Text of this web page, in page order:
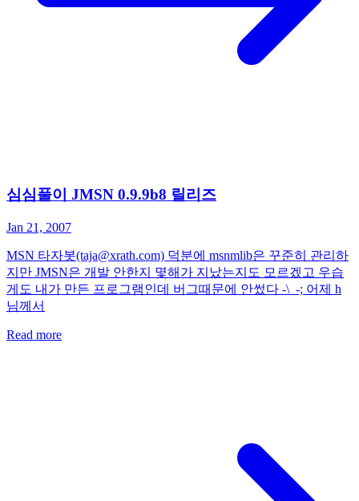
심심풀이 JMSN 0.9.9b8 릴리즈
Jan 21, 2007
MSN 타자봇(taja@xrath.com) 덕분에 msnmlib은 꾸준히 관리하
지만 JMSN은 개발 안한지 몇해가 지났는지도 모르겠고 우습
게도 내가 만든 프로그램인데 버그때문에 안썼다 -\_-; 어제 h
님께서
Read more